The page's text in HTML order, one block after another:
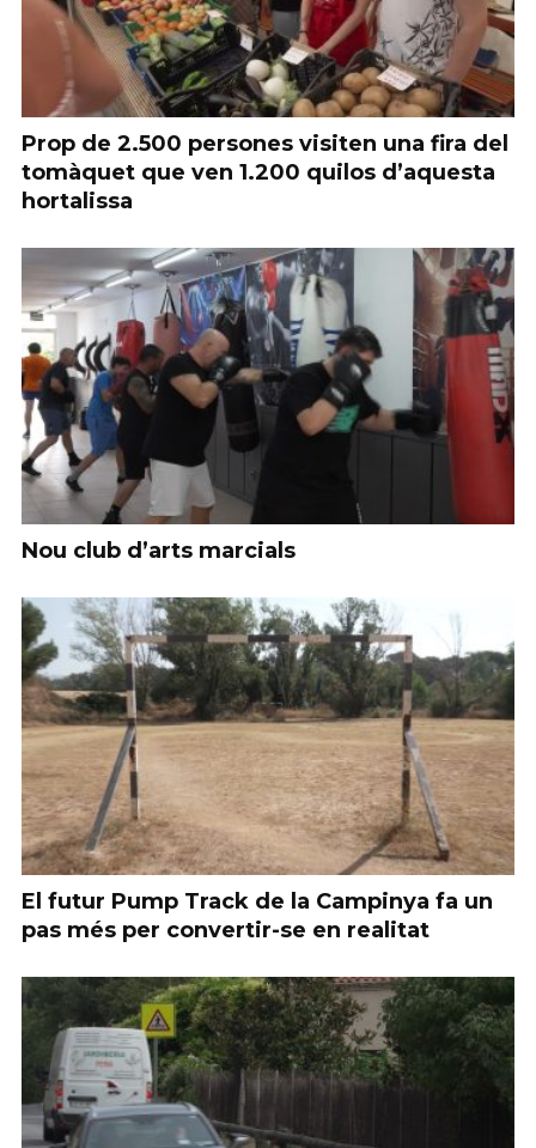
Prop de 2.500 persones visiten una fira del
tomàquet que ven 1.200 quilos d’aquesta
hortalissa
Nou club d’arts marcials
El futur Pump Track de la Campinya fa un
pas més per convertir-se en realitat